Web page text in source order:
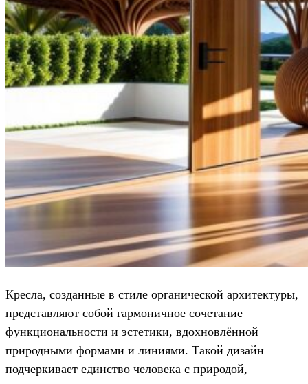
Кресла, созданные в стиле органической архитектуры,
представляют собой гармоничное сочетание
функциональности и эстетики, вдохновлённой
природными формами и линиями. Такой дизайн
подчеркивает единство человека с природой,